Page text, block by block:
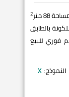
88 متر 2
بحري تطل على باركنج تشمل 2 نوم 1 حمام 2 بلكونة بالطابق
فوري للبيع
النموذج: X